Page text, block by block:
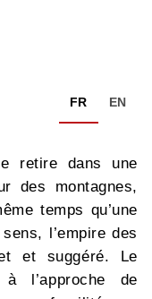
FR EN
retire dans une
des montagnes,
temps qu’une
l’empire des
et suggéré. Le
l’approche de